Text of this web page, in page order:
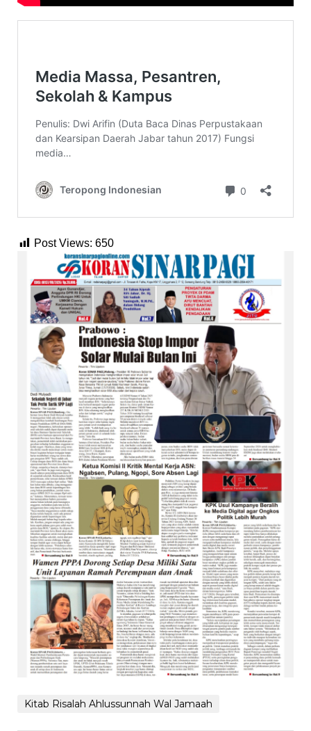
Post Views: 650
Kitab Risalah Ahlussunnah Wal Jamaah